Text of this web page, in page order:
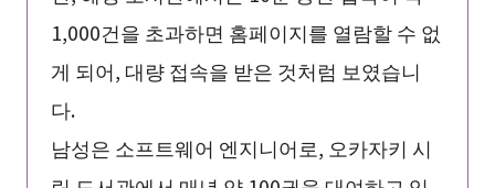
1,000건을 초과하면 홈페이지를 열람할 수 없
게 되어, 대량 접속을 받은 것처럼 보였습니
다.
남성은 소프트웨어 엔지니어로, 오카자키 시